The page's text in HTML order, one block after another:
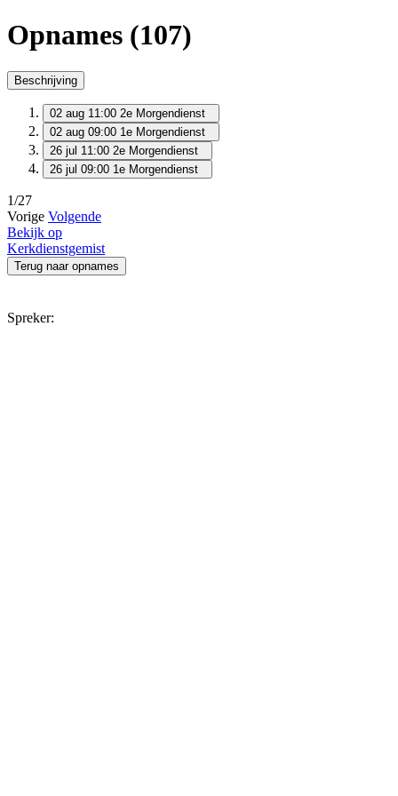
Opnames (107)
Beschrijving
02 aug 11:00 2e Morgendienst
02 aug 09:00 1e Morgendienst
26 jul 11:00 2e Morgendienst
26 jul 09:00 1e Morgendienst
1/27
Vorige Volgende
Bekijk op
Kerkdienstgemist
Terug naar opnames
Spreker: